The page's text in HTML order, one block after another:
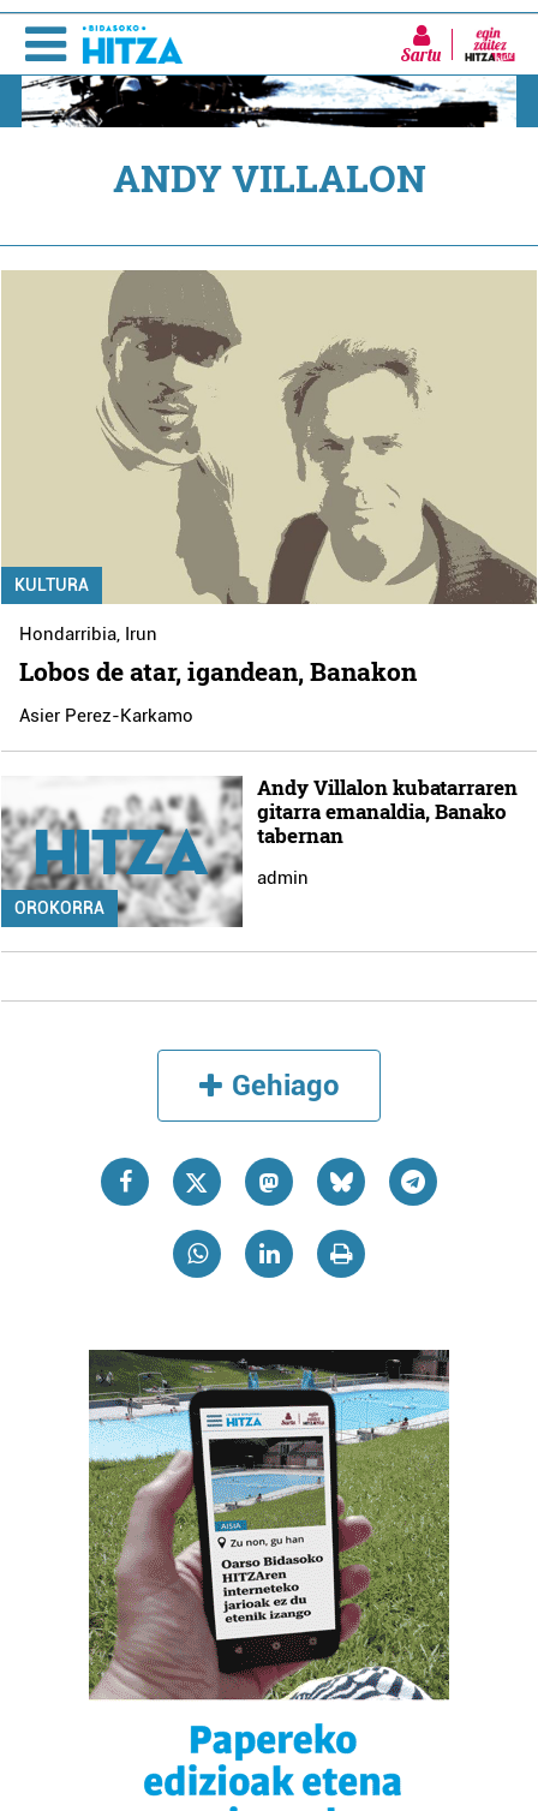
Sartu
ANDY VILLALON
KULTURA
Hondarribia, Irun
Lobos de atar, igandean, Banakon
Asier Perez-Karkamo
OROKORRA
Andy Villalon kubatarraren
gitarra emanaldia, Banako
tabernan
admin
Gehiago